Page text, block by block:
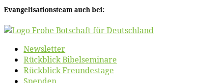
Evan­ge­li­sa­ti­ons­team auch bei:
News­let­ter
Rück­blick Bibelseminare
Rück­blick Freundestage